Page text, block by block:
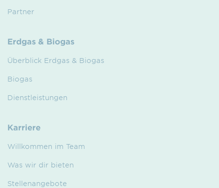
Partner
Erdgas & Biogas
Überblick Erdgas & Biogas
Biogas
Dienstleistungen
Karriere
Willkommen im Team
Was wir dir bieten
Stellenangebote